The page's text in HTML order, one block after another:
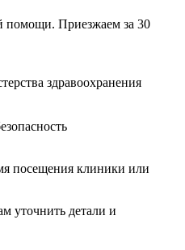
помощи. Приезжаем за 30
здравоохранения
посещения клиники или
уточнить детали и